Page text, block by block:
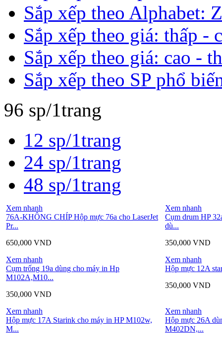
Sắp xếp theo Alphabet:
Sắp xếp theo giá: thấp -
Sắp xếp theo giá: cao -
Sắp xếp theo SP phổ
96 sp/1trang
12 sp/1trang
24 sp/1trang
48 sp/1trang
Xem nhanh
76A-KHÔNG CHÍP Hộp mực 76a cho LaserJet
Pr...
650,000 VND
Xem nhanh
Cụm drum HP
dù...
350,000 VND
Xem nhanh
Cụm trống 19a dùng cho máy in Hp
M102A,M10...
350,000 VND
Xem nhanh
Hộp mực 12A
350,000 VND
Xem nhanh
Hộp mực 17A Starink cho máy in HP M102w,
M...
Xem nhanh
Hộp mực 26A
M402DN,...